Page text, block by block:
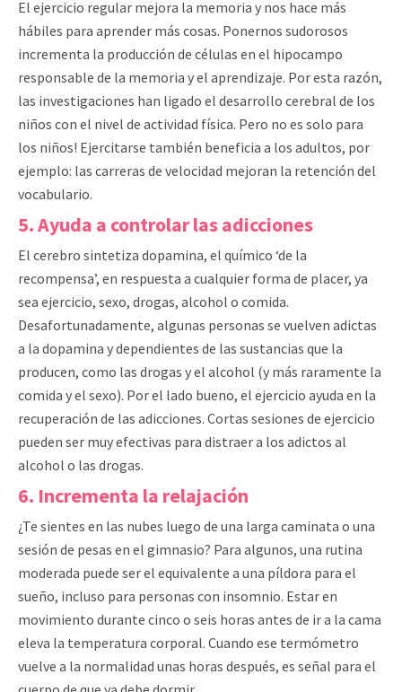
El ejercicio regular mejora la memoria y nos hace más
hábiles para aprender más cosas. Ponernos sudorosos
incrementa la producción de células en el hipocampo
responsable de la memoria y el aprendizaje. Por esta razón,
las investigaciones han ligado el desarrollo cerebral de los
niños con el nivel de actividad física. Pero no es solo para
los niños! Ejercitarse también beneficia a los adultos, por
ejemplo: las carreras de velocidad mejoran la retención del
vocabulario.
5. Ayuda a controlar las adicciones
El cerebro sintetiza dopamina, el químico ‘de la
recompensa’, en respuesta a cualquier forma de placer, ya
sea ejercicio, sexo, drogas, alcohol o comida.
Desafortunadamente, algunas personas se vuelven adictas
a la dopamina y dependientes de las sustancias que la
producen, como las drogas y el alcohol (y más raramente la
comida y el sexo). Por el lado bueno, el ejercicio ayuda en la
recuperación de las adicciones. Cortas sesiones de ejercicio
pueden ser muy efectivas para distraer a los adictos al
alcohol o las drogas.
6. Incrementa la relajación
¿Te sientes en las nubes luego de una larga caminata o una
sesión de pesas en el gimnasio? Para algunos, una rutina
moderada puede ser el equivalente a una píldora para el
sueño, incluso para personas con insomnio. Estar en
movimiento durante cinco o seis horas antes de ir a la cama
eleva la temperatura corporal. Cuando ese termómetro
vuelve a la normalidad unas horas después, es señal para el